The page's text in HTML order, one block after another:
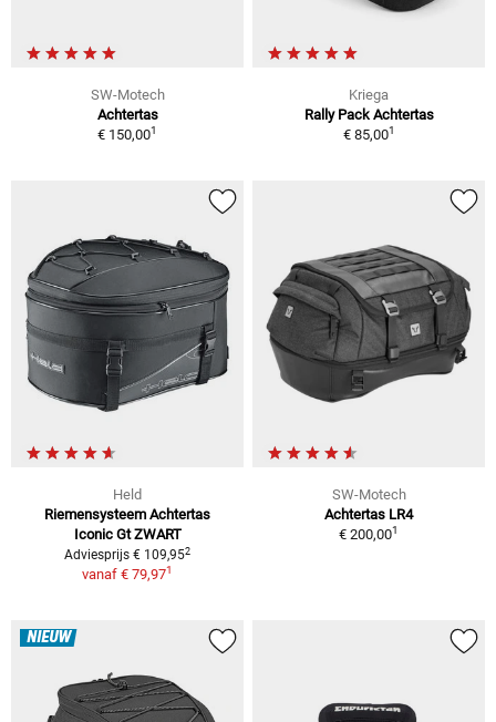
SW-Motech
Achtertas
€ 150,001
Kriega
Rally Pack Achtertas
€ 85,001
Held
Riemensysteem Achtertas
Iconic Gt ZWART
Adviesprijs € 109,952
vanaf € 79,971
SW-Motech
Achtertas LR4
€ 200,001
NIEUW